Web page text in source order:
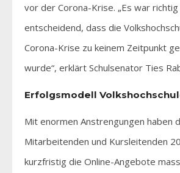
vor der Corona-Krise. „Es war richtig
entscheidend, dass die
Corona-Krise zu keinem Zeitpunkt
wurde“, erklärt Schulsenator Ties
Erfolgsmodell
Mit enormen Anstrengungen haben
Mitarbeitenden und Kursleitenden
kurzfristig die Online-Angebote